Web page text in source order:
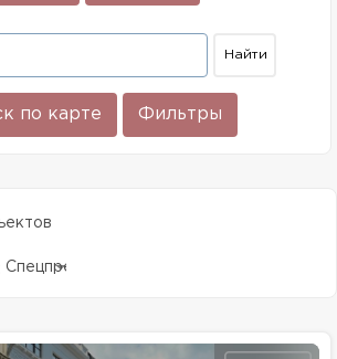
по карте Фильтры
Спецпредолжение